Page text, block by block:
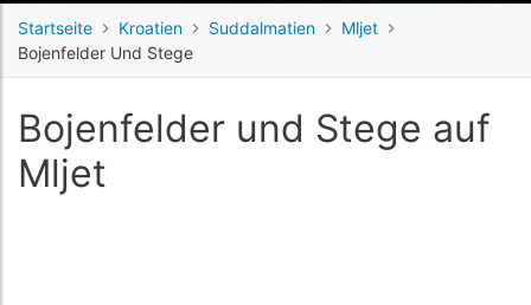
Startseite Kroatien Suddalmatien
Mljet
Bojenfelder Und Stege
Bojenfelder und Stege auf
Mljet